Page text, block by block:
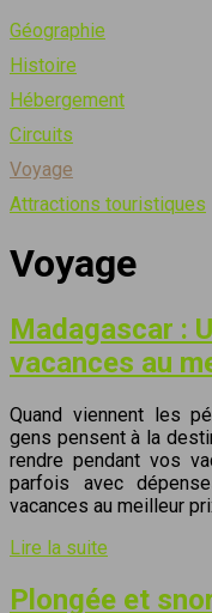
Géographie
Histoire
Hébergement
Circuits
Voyage
Attractions touristiques
Voyage
Madagascar :
vacances au
Quand viennent les
gens pensent à la
rendre pendant vos
parfois avec
vacances au meilleur
Lire la suite
Plongée et